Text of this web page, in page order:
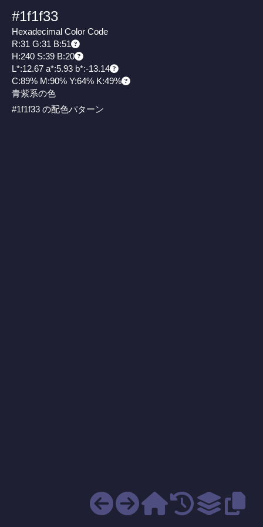
#1f1f33
Hexadecimal Color Code
R:31 G:31 B:51
H:240 S:39 B:20
L*:12.67 a*:5.93 b*:-13.14
C:89% M:90% Y:64% K:49%
青紫系の色
#1f1f33 の配色パターン